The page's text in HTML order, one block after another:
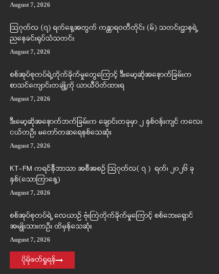
August 7, 2026
ဩဂုတ်လ (၇) ရက်နေ့အတွက် ကန္တာရဝတီတိုင်း (မ်) သတင်းဌာနရဲ့
ညနေခင်းရုပ်သံသတင်း
August 7, 2026
စစ်အုပ်စုတပ်ရဲ့တိုက်ခိုက်မှုတွေကြောင့် ဒီးမော့ဆိုအနောက်ခြမ်းက
စာသင်ကျောင်းတချို့ကို ယာယီပိတ်ထားရ
August 7, 2026
ဒီးမော့ဆိုအနောက်ဘက်ခြမ်းက ချောင်းတခုမှာ ၂ နှစ်ဝန်းကျင် ကလေး
ငယ်တဦး မတော်တဆရေနစ်သေဆုံး
August 7, 2026
KT-FM ကရင်နီဘာသာ အစီအစဉ် ဩဂုတ်လ( ၇ ) ရက်၊ ၂၀၂၆ ခု
နှစ်(သောကြာနေ့)
August 7, 2026
စစ်အုပ်စုတပ်ရဲ့ လေယာဉ် ဗုံးကြဲတိုက်ခိုက်မှုကြောင့် စစ်ဘေးရှောင်
အမျိုးသားတဦး ထိမှန်သေဆုံး
August 7, 2026
ပိုမိုဖတ်ရှုရန်